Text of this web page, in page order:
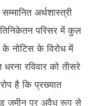
अर्थशास्त्री
परिसर में कुल
नोटिस के विरोध में
रविवार को तीसरे
है कि प्रख्यात
जमीन पर अवैध रूप से